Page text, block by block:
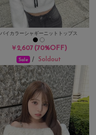
バイカラーシャギーニットトップス
￥2,607(70%OFF)
Sale / Soldout